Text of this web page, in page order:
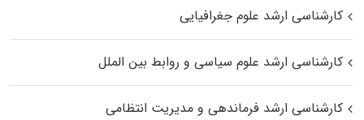
کارشناسی ارشد علوم جغرافیایی
کارشناسی ارشد علوم سیاسی و روابط بین الملل
کارشناسی ارشد فرماندهی و مدیریت انتظامی